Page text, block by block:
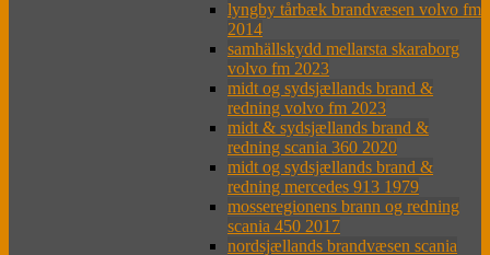
lyngby tårbæk brandvæsen volvo fm
2014
samhällskydd mellarsta skaraborg
volvo fm 2023
midt og sydsjællands brand &
redning volvo fm 2023
midt & sydsjællands brand &
redning scania 360 2020
midt og sydsjællands brand &
redning mercedes 913 1979
mosseregionens brann og redning
scania 450 2017
nordsjællands brandvæsen scania